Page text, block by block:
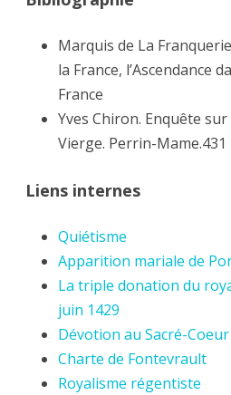
Marquis de La
la France, l’Ascendance
France
Yves Chiron. Enquête
Vierge. Perrin-Mame.431
Liens internes
Quiétisme
Apparition mariale de
La triple donation du
juin 1429
Dévotion au Sacré-Coeur
Charte de Fontevrault
Royalisme régentiste